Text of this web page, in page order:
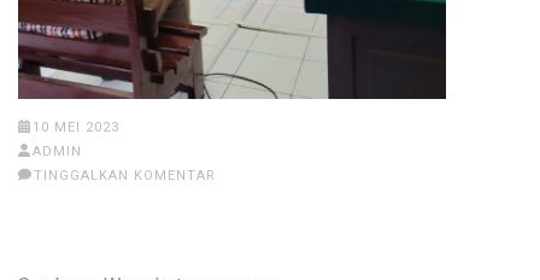
10 MEI 2023
ADMIN
TINGGALKAN KOMENTAR